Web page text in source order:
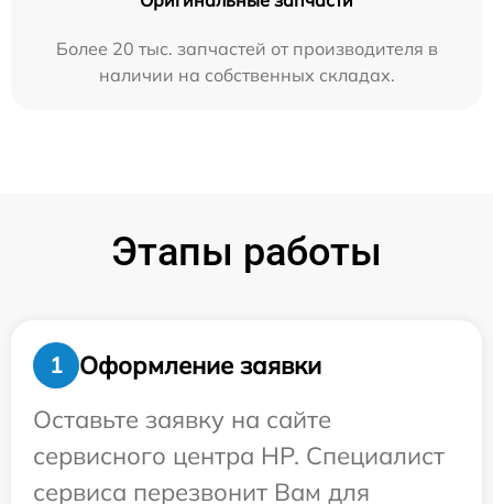
Более 20 тыс. запчастей от производителя в
наличии на собственных складах.
Этапы работы
1
Оформление заявки
Оставьте заявку на сайте
сервисного центра HP. Специалист
сервиса перезвонит Вам для